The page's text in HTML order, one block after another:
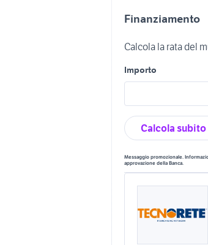
Finanziamento
Calcola la rata del
Importo
Calcola subito
Messaggio promozionale.
approvazione della Banca.